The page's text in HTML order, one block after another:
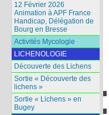
12 Février 2026
Animation à APF France
Handicap, Délégation de
Bourg en Bresse
Activités Mycologie
LICHENOLOGIE
Découverte des Lichens
Sortie « Découverte des
lichens »
Sortie « Lichens » en
Bugey